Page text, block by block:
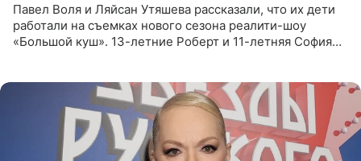
Павел Воля и Ляйсан Утяшева рассказали, что их дети
работали на съемках нового сезона реалити-шоу
«Большой куш». 13-летние Роберт и 11-летняя София